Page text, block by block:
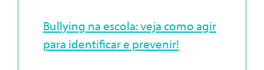
Bullying na escola: veja como agir
para identificar e prevenir!